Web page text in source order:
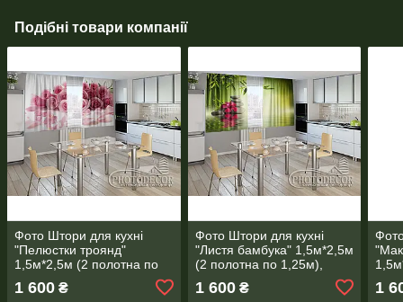
Подібні товари компанії
Фото Штори для кухні
"Пелюстки троянд"
1,5м*2,5м (2 полотна по
1 600 ₴
Фото Штори для кухні
"Листя бамбука" 1,5м*2,5м
(2 полотна по 1,25м),
1 600₴ 1